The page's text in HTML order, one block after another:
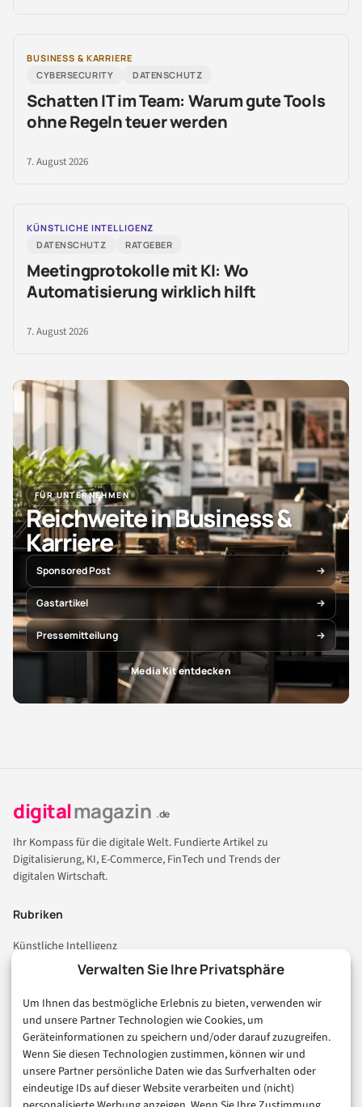
Verwalten Sie Ihre Privatsphäre
Um Ihnen das bestmögliche Erlebnis zu bieten, verwenden wir
und unsere Partner Technologien wie Cookies, um
Geräteinformationen zu speichern und/oder darauf zuzugreifen.
Wenn Sie diesen Technologien zustimmen, können wir und
unsere Partner persönliche Daten wie das Surfverhalten oder
eindeutige IDs auf dieser Website verarbeiten und (nicht)
BUSINESS & KARRIERE
CYBERSECURITY
DATENSCHUTZ
Schatten IT im Team: Warum gute Tools
ohne Regeln teuer werden
7. August 2026
KÜNSTLICHE INTELLIGENZ
DATENSCHUTZ
RATGEBER
Meetingprotokolle mit KI: Wo
Automatisierung wirklich hilft
7. August 2026
FÜR UNTERNEHMEN
Reichweite in Business &
Karriere
Sponsored Post
Gastartikel
Pressemitteilung
Media Kit entdecken
digitalmagazin .de
Ihr Kompass für die digitale Welt. Fundierte Artikel zu
Digitalisierung, KI, E-Commerce, FinTech und Trends der
digitalen Wirtschaft.
Rubriken
Künstliche Intelligenz
Technologie & IT
Consumer & Digital Life
Marketing
Finanzen & FinTech
Business & Karriere
Sicherheit & Recht